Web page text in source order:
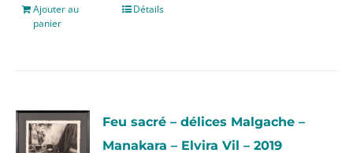
Ajouter au
panier
Détails
Feu sacré – délices Malgache –
Manakara – Elvira Vil – 2019